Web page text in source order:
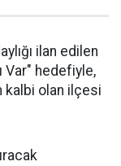
ilan edilen
Var" hedefiyle,
kalbi olan ilçesi